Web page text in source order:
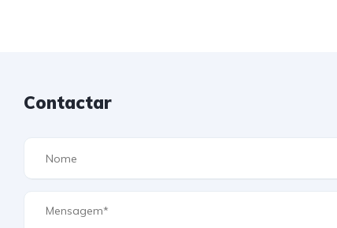
Contactar